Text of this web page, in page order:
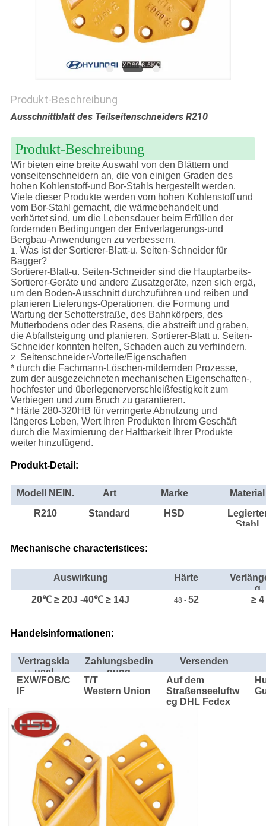
SITEMAP
PRIVACY
Produkt-Beschreibung
Ausschnittblatt des Teilseitenschneiders R210
Produkt-Beschreibung
Wir bieten eine breite Auswahl von den Blättern und
vonseitenschneidern an, die von einigen Graden des
hohen Kohlenstoff-und Bor-Stahls hergestellt werden.
Viele dieser Produkte werden vom hohen Kohlenstoff und
vom Bor-Stahl gemacht, die wärmebehandelt und
verhärtet sind, um die Lebensdauer beim Erfüllen der
fordernden Bedingungen der Erdverlagerungs-und
Bergbau-Anwendungen zu verbessern.
1. Was ist der Sortierer-Blatt-u. Seiten-Schneider für
Bagger?
Sortierer-Blatt-u. Seiten-Schneider sind die Hauptarbeits-
Sortierer-Geräte und andere Zusatzgeräte, nzen sich ergä,
um den Boden-Ausschnitt durchzuführen und reiben und
planieren Lieferungs-Operationen, die Formung und
Wartung der Schotterstraße, des Bahnkörpers, des
Mutterbodens oder des Rasens, die abstreift und graben,
die Abfallsteigung und planieren. Sortierer-Blatt u. Seiten-
Schneider konnten helfen, Schaden auch zu verhindern.
2. Seitenschneider-Vorteile/Eigenschaften
* durch die Fachmann-Löschen-mildernden Prozesse,
zum der ausgezeichneten mechanischen Eigenschaften-,
hochfester und überlegenerverschleißfestigkeit zum
Verbiegen und zum Bruch zu garantieren.
* Härte 280-320HB für verringerte Abnutzung und
längeres Leben, Wert Ihren Produkten Ihrem Geschäft
durch die Maximierung der Haltbarkeit Ihrer Produkte
weiter hinzufügend.
Produkt-Detail:
Modell NEIN. Art Marke
Material
R210
Standard HSD
Stahl
Mechanische characteristices:
Auswirkung Härte
g
20℃ ≥ 20J -40℃ ≥ 14J
48 - 52 ≥ 4
Handelsinformationen:
Vertragskla
usel
Zahlungsbedin
gung
Versenden
EXW/FOB/C
IF
T/T
Western Union
Auf dem
Straßenseeluftw
eg DHL Fedex